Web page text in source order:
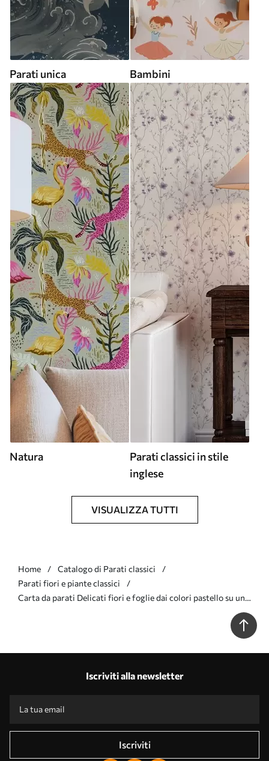
Parati unica Bambini
Natura
Parati classici in stile
inglese
VISUALIZZA TUTTI
Home
Catalogo di Parati classici
Parati fiori e piante classici
Carta da parati Delicati fiori e foglie dai colori pastello su uno
Iscriviti alla newsletter
Iscriviti